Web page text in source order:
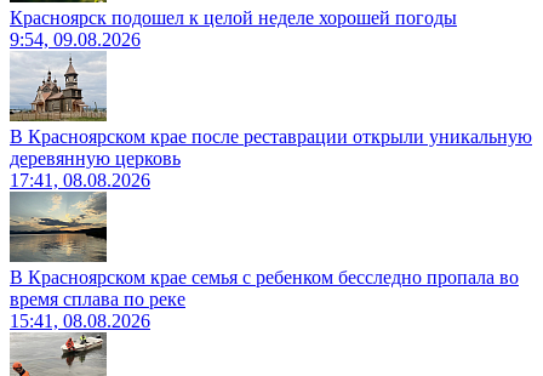
Красноярск подошел к целой неделе хорошей погоды
9:54, 09.08.2026
В Красноярском крае после реставрации открыли уникальную
деревянную церковь
17:41, 08.08.2026
В Красноярском крае семья с ребенком бесследно пропала во
время сплава по реке
15:41, 08.08.2026